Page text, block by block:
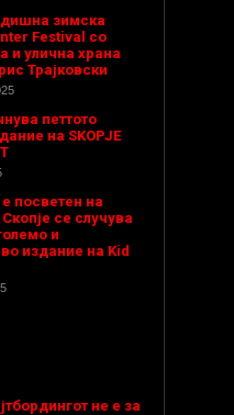
зимска
Festival со
и улична храна
Трајковски
петтото
на SKOPJE
посветен на
се случува
и
издание на Kid
не е за